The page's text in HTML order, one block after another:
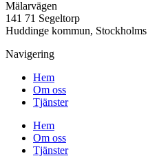
Mälarvägen
141 71 Segeltorp
Huddinge kommun,
Navigering
Hem
Om oss
Tjänster
Hem
Om oss
Tjänster